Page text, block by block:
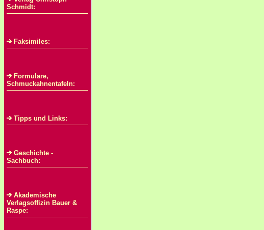
Schmidt:
Faksimiles:
Formulare,
Schmuckahnentafeln:
Tipps und Links:
Geschichte -
Sachbuch:
Akademische
Verlagsoffizin Bauer &
Raspe: